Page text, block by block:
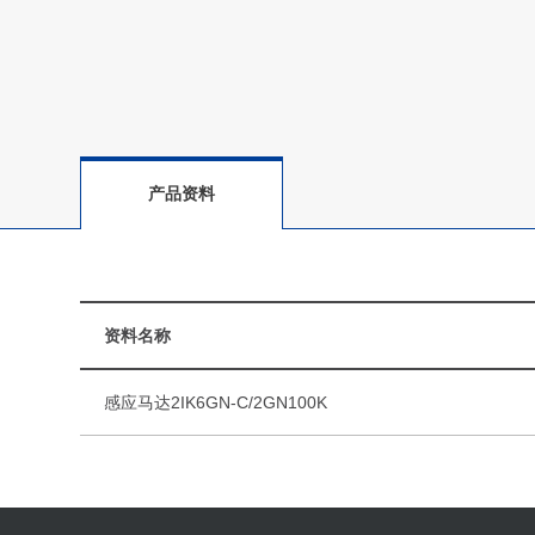
产品资料
资料名称
感应马达2IK6GN-C/2GN100K